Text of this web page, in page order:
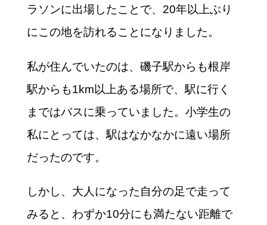
ラソンに出場したことで、20年以上ぶり
にこの地を訪れることになりました。
私が住んでいたのは、磯子駅からも根岸
駅からも1km以上ある場所で、駅に行く
まではバスに乗っていました。小学生の
私にとっては、駅はなかなかに遠い場所
だったのです。
しかし、大人になった自分の足で走って
みると、わずか10分にも満たない距離で